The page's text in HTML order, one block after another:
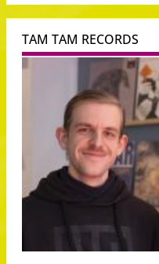
TAM TAM RECORDS